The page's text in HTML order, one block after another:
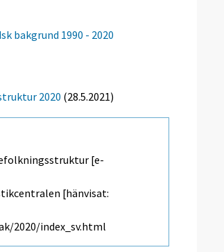
bakgrund 1990 - 2020
2020 (28.5.2021)
[e-
[hänvisat:
2020/index_sv.html